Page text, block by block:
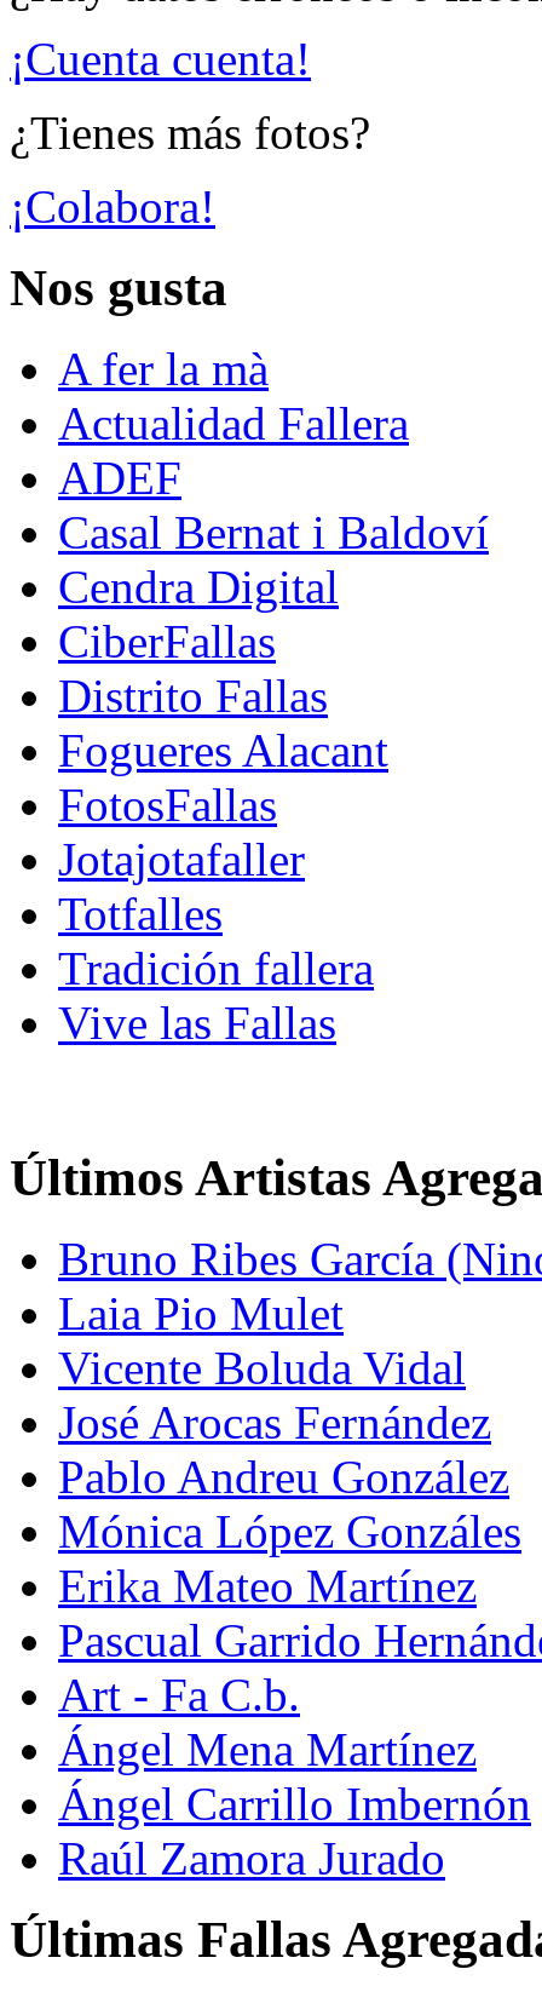
¡Cuenta cuenta!
¿Tienes más fotos?
¡Colabora!
Nos gusta
A fer la mà
Actualidad Fallera
ADEF
Casal Bernat i Baldoví
Cendra Digital
CiberFallas
Distrito Fallas
Fogueres Alacant
FotosFallas
Jotajotafaller
Totfalles
Tradición fallera
Vive las Fallas
Últimos Artistas
Bruno Ribes García
Laia Pio Mulet
Vicente Boluda Vidal
José Arocas Fernández
Pablo Andreu González
Mónica López Gonzáles
Erika Mateo Martínez
Pascual Garrido
Art - Fa C.b.
Ángel Mena Martínez
Ángel Carrillo Imbernón
Raúl Zamora Jurado
Últimas Fallas